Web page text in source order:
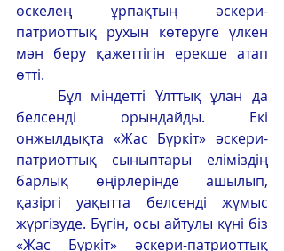
өскелең ұрпақтың әскери-
патриоттық рухын көтеруге үлкен
мән беру қажеттігін ерекше атап
өтті.
белсенді орындайды. Екі
онжылдықта «Жас Бүркіт» әскери-
патриоттық сыныптары еліміздің
барлық өңірлерінде ашылып,
қазіргі уақытта белсенді жұмыс
жүргізуде. Бүгін, осы айтулы күні біз
«Жас Бүркіт» әскери-патриоттық